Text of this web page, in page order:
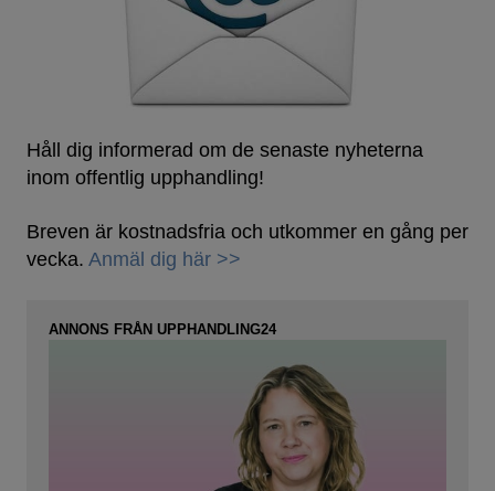
Håll dig informerad om de senaste nyheterna
inom offentlig upphandling!
Breven är kostnadsfria och utkommer en gång per
vecka. Anmäl dig här >>
ANNONS FRÅN UPPHANDLING24